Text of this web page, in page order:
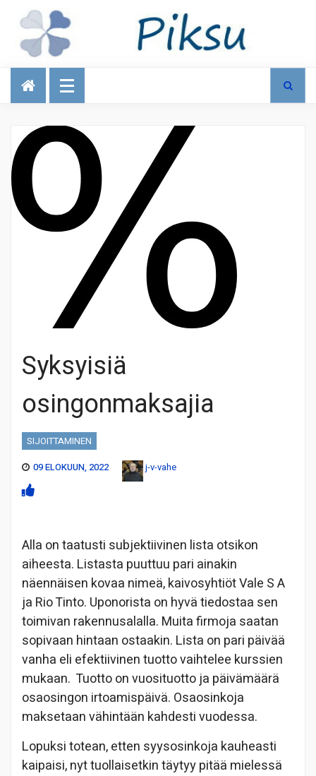
Talous
Syksyisiä
osingonmaksajia
SIJOITTAMINEN
09 ELOKUUN, 2022
j-v-vahe
Alla on taatusti subjektiivinen lista otsikon
aiheesta. Listasta puuttuu pari ainakin
näennäisen kovaa nimeä, kaivosyhtiöt Vale S A
ja Rio Tinto. Uponorista on hyvä tiedostaa sen
toimivan rakennusalalla. Muita firmoja saatan
sopivaan hintaan ostaakin. Lista on pari päivää
vanha eli efektiivinen tuotto vaihtelee kurssien
mukaan. Tuotto on vuosituotto ja päivämäärä
osaosingon irtoamispäivä. Osaosinkoja
maksetaan vähintään kahdesti vuodessa.
Lopuksi totean, etten syysosinkoja kauheasti
kaipaisi, nyt tuollaisetkin täytyy pitää mielessä